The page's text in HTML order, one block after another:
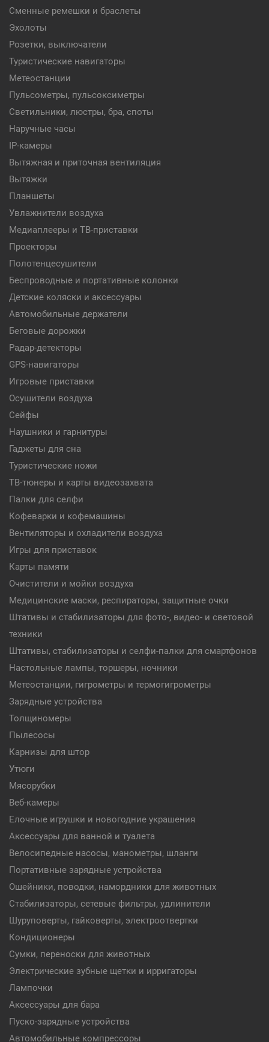
Сменные ремешки и браслеты
Эхолоты
Розетки, выключатели
Туристические навигаторы
Метеостанции
Пульсометры, пульсоксиметры
Светильники, люстры, бра, споты
Наручные часы
IP-камеры
Вытяжная и приточная вентиляция
Вытяжки
Планшеты
Увлажнители воздуха
Медиаплееры и ТВ-приставки
Проекторы
Полотенцесушители
Беспроводные и портативные колонки
Детские коляски и аксессуары
Автомобильные держатели
Беговые дорожки
Радар-детекторы
GPS-навигаторы
Игровые приставки
Осушители воздуха
Сейфы
Наушники и гарнитуры
Гаджеты для сна
Туристические ножи
ТВ-тюнеры и карты видеозахвата
Палки для селфи
Кофеварки и кофемашины
Вентиляторы и охладители воздуха
Игры для приставок
Карты памяти
Очистители и мойки воздуха
Медицинские маски, респираторы, защитные очки
Штативы и стабилизаторы для фото-, видео- и световой
техники
Штативы, стабилизаторы и селфи-палки для смартфонов
Настольные лампы, торшеры, ночники
Метеостанции, гигрометры и термогигрометры
Зарядные устройства
Толщиномеры
Пылесосы
Карнизы для штор
Утюги
Мясорубки
Веб-камеры
Елочные игрушки и новогодние украшения
Аксессуары для ванной и туалета
Велосипедные насосы, манометры, шланги
Портативные зарядные устройства
Ошейники, поводки, намордники для животных
Стабилизаторы, сетевые фильтры, удлинители
Шуруповерты, гайковерты, электроотвертки
Кондиционеры
Сумки, переноски для животных
Электрические зубные щетки и ирригаторы
Лампочки
Аксессуары для бара
Пуско-зарядные устройства
Автомобильные компрессоры